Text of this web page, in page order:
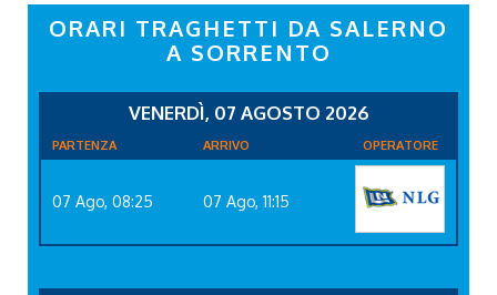
ORARI TRAGHETTI DA SALERNO
A SORRENTO
VENERDÌ, 07 AGOSTO 2026
PARTENZA ARRIVO OPERATORE
07 Ago, 08:25 07 Ago, 11:15